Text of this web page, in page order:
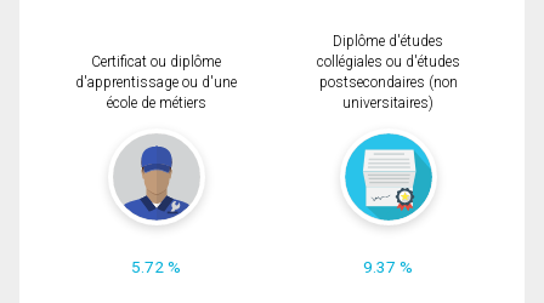
Certificat ou diplôme
d'apprentissage ou d'une
école de métiers
5.72 %
Diplôme d'études
collégiales ou d'études
postsecondaires (non
universitaires)
9.37 %